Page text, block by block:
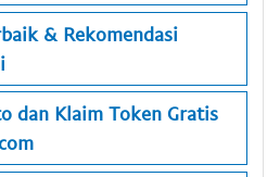
& Rekomendasi
dan Klaim Token Gratis